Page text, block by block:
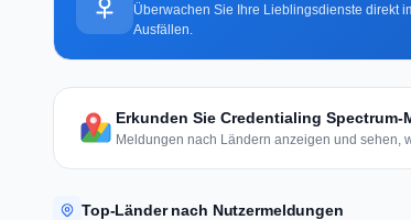
Überwachen Sie Ihre Lieblingsdienste direkt
Ausfällen.
Erkunden Sie Credentialing
Meldungen nach Ländern anzeigen und sehen,
Top-Länder nach Nutzermeldungen